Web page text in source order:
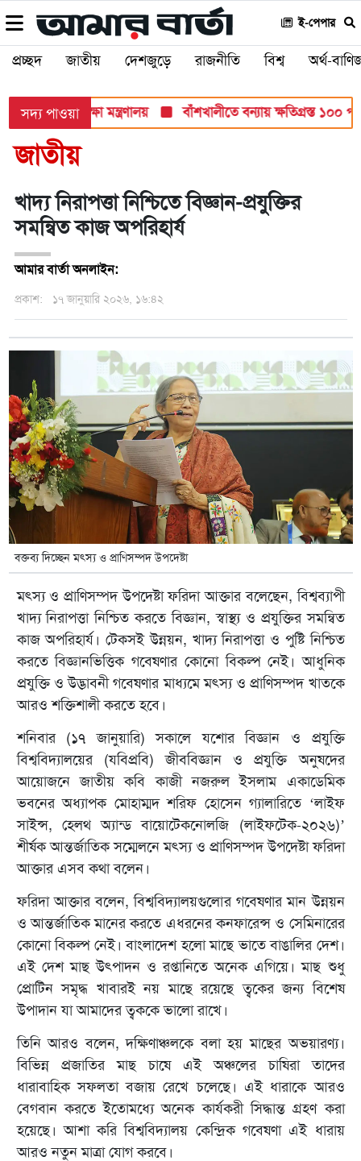
ই-পেপার
প্রচ্ছদ জাতীয় দেশজুড়ে রাজনীতি বিশ্ব অর্থ-
সদ্য পাওয়া
পরীক্ষায়: শিক্ষা মন্ত্রণালয় বাঁশখালীতে বন্যায় ক্ষতিগ্রস্ত ১০০
জাতীয়
খাদ্য নিরাপত্তা নিশ্চিতে বিজ্ঞান-প্রযুক্তির
সমন্বিত কাজ অপরিহার্য
আমার বার্তা অনলাইন:
প্রকাশ: ১৭ জানুয়ারি ২০২৬, ১৬:৪২
বক্তব্য দিচ্ছেন মৎস্য ও প্রাণিসম্পদ উপদেষ্টা
মৎস্য ও প্রাণিসম্পদ উপদেষ্টা ফরিদা আক্তার বলেছেন, বিশ্বব্যাপী
খাদ্য নিরাপত্তা নিশ্চিত করতে বিজ্ঞান, স্বাস্থ্য ও প্রযুক্তির সমন্বিত
কাজ অপরিহার্য। টেকসই উন্নয়ন, খাদ্য নিরাপত্তা ও পুষ্টি নিশ্চিত
করতে বিজ্ঞানভিত্তিক গবেষণার কোনো বিকল্প নেই। আধুনিক
প্রযুক্তি ও উদ্ভাবনী গবেষণার মাধ্যমে মৎস্য ও প্রাণিসম্পদ খাতকে
আরও শক্তিশালী করতে হবে।
শনিবার (১৭ জানুয়ারি) সকালে যশোর বিজ্ঞান ও প্রযুক্তি
বিশ্ববিদ্যালয়ের (যবিপ্রবি) জীববিজ্ঞান ও প্রযুক্তি অনুষদের
আয়োজনে জাতীয় কবি কাজী নজরুল ইসলাম একাডেমিক
ভবনের অধ্যাপক মোহাম্মদ শরিফ হোসেন গ্যালারিতে ‘লাইফ
সাইন্স, হেলথ অ্যান্ড বায়োটেকনোলজি (লাইফটেক-২০২৬)’
শীর্ষক আন্তর্জাতিক সম্মেলনে মৎস্য ও প্রাণিসম্পদ উপদেষ্টা ফরিদা
আক্তার এসব কথা বলেন।
ফরিদা আক্তার বলেন, বিশ্ববিদ্যালয়গুলোর গবেষণার মান উন্নয়ন
ও আন্তর্জাতিক মানের করতে এধরনের কনফারেন্স ও সেমিনারের
কোনো বিকল্প নেই। বাংলাদেশ হলো মাছে ভাতে বাঙালির দেশ।
এই দেশ মাছ উৎপাদন ও রপ্তানিতে অনেক এগিয়ে। মাছ শুধু
প্রোটিন সমৃদ্ধ খাবারই নয় মাছে রয়েছে ত্বকের জন্য বিশেষ
উপাদান যা আমাদের ত্বককে ভালো রাখে।
তিনি আরও বলেন, দক্ষিণাঞ্চলকে বলা হয় মাছের অভয়ারণ্য।
বিভিন্ন প্রজাতির মাছ চাষে এই অঞ্চলের চাষিরা তাদের
ধারাবাহিক সফলতা বজায় রেখে চলেছে। এই ধারাকে আরও
বেগবান করতে ইতোমধ্যে অনেক কার্যকরী সিদ্ধান্ত গ্রহণ করা
হয়েছে। আশা করি বিশ্ববিদ্যালয় কেন্দ্রিক গবেষণা এই ধারায়
আরও নতুন মাত্রা যোগ করবে।